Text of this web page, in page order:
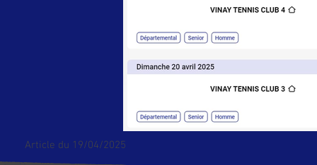
Article du 19/04/2025